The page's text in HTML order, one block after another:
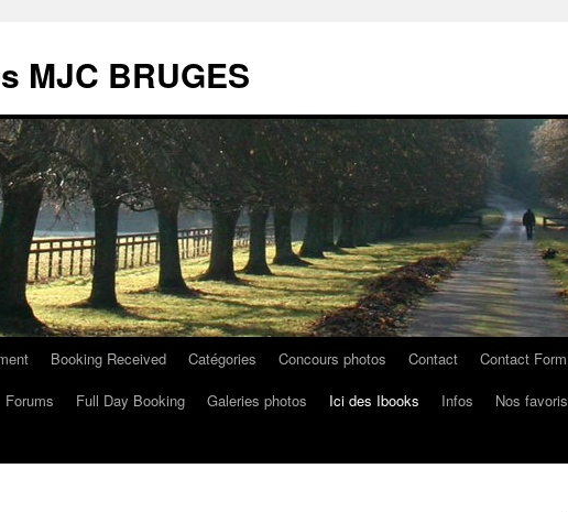
MJC BRUGES
Booking Received Catégories Concours photos Contact Contact Form
Forums Full Day Booking Galeries photos Ici des Ibooks Infos Nos favoris